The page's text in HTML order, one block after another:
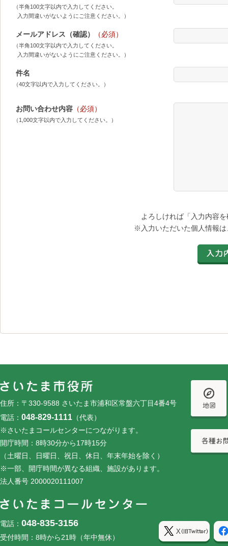
（半角100文字以内で入力してください。
入力間違いがないようにご注意ください。）
メールアドレス（確認） （必須）
（半角100文字以内で入力してください。
入力間違いがないようにご注意ください。）
件名
（40文字以内で入力してください。）
お問い合わせ内容 （必須）
（1,000文字以内で入力してください。）
よろしければ「入力内容
※入力いただいた個人情報
住所：〒330-9588 さいたま市浦和区常盤六丁目4番4号
電話： 048-829-1111 （代表）
※さいたまコールセンターにつながります。
開庁時間：8時30分から17時15分
（土曜日、日曜日、祝日、休日、年末年始を除く）
※一部、開庁時間が異なる組織、施設があります。
法人番号 2000020111007
電話： 048-835-3156
受付時間：8時から21時（年中無休）